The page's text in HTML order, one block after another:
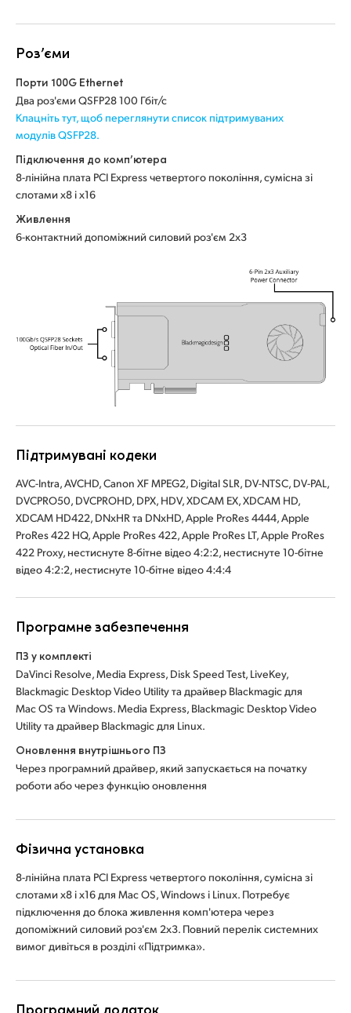
Norway
Poland
Portugal
Singapore
South Africa
Spain
Роз’єми
Порти 100G Ethernet
Два роз'єми QSFP28 100 Гбіт/с
Клацніть тут, щоб переглянути список підтримуваних
модулів QSFP28.
Підключення до комп’ютера
8-лінійна плата PCI Express четвертого покоління, сумісна зі
слотами х8 і х16
Живлення
6-контактний допоміжний силовий роз'єм 2x3
Підтримувані кодеки
AVC-Intra, AVCHD, Canon XF MPEG2, Digital SLR, DV-NTSC, DV-PAL,
DVCPRO50, DVCPROHD, DPX, HDV, XDCAM EX, XDCAM HD,
XDCAM HD422, DNxHR та DNxHD, Apple ProRes 4444, Apple
ProRes 422 HQ, Apple ProRes 422, Apple ProRes LT, Apple ProRes
422 Proxy, нестиснуте 8-бітне відео 4:2:2, нестиснуте 10-бітне
відео 4:2:2, нестиснуте 10-бітне відео 4:4:4
Програмне забезпечення
ПЗ у комплекті
DaVinci Resolve, Media Express, Disk Speed Test, LiveKey,
Blackmagic Desktop Video Utility та драйвер Blackmagic для
Mac OS та Windows. Media Express, Blackmagic Desktop Video
Utility та драйвер Blackmagic для Linux.
Оновлення внутрішнього ПЗ
Через програмний драйвер, який запускається на початку
роботи або через функцію оновлення
Фізична установка
8-лінійна плата PCI Express четвертого покоління, сумісна зі
слотами х8 і х16 для Mac OS, Windows і Linux. Потребує
підключення до блока живлення комп'ютера через
допоміжний силовий роз'єм 2x3. Повний перелік системних
вимог дивіться в розділі «Підтримка».
Програмний додаток